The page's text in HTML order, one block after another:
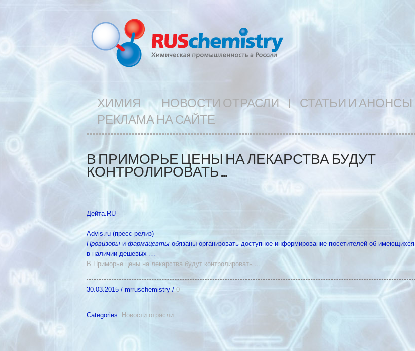
ХИМИЯ НОВОСТИ ОТРАСЛИ
СТАТЬИ И АНОНСЫ
РЕКЛАМА НА САЙТЕ
В ПРИМОРЬЕ ЦЕНЫ НА ЛЕКАРСТВА БУДУТ
КОНТРОЛИРОВАТЬ …
Дейта.RU
Advis.ru (пресс-релиз)
Провизоры и фармацевты обязаны организовать доступное информирование посетителей об имеющихся
в наличии дешевых …
В Приморье цены на лекарства будут контролировать …
30.03.2015 / mrruschemistry / 0
Categories: Новости отрасли